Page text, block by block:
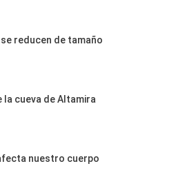
reducen de tamaño
la cueva de Altamira
nuestro cuerpo